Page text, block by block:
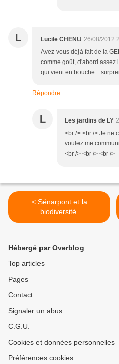
L Lucile CHENU 26/08/2012
Avez-vous déjà fait de la
comme goût, d'abord assez
qui vient en bouche...
Répondre
L Les jardins de LY
<br /> <br /> Je ne
voulez me
<br /> <br /> <br />
< Sénarpont et la
biodiversité.
Hébergé par Overblog
Top articles
Pages
Contact
Signaler un abus
C.G.U.
Cookies et données personnelles
Préférences cookies